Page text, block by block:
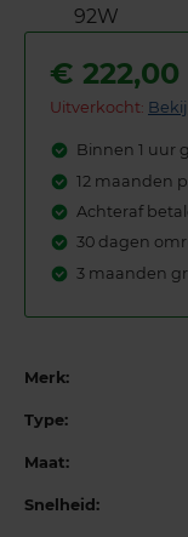
€ 222,00
Uitverkocht:
Binnen 1 uur
12 maanden
Achteraf
30 dagen
3 maanden
Merk:
Type:
Maat:
Snelheid: